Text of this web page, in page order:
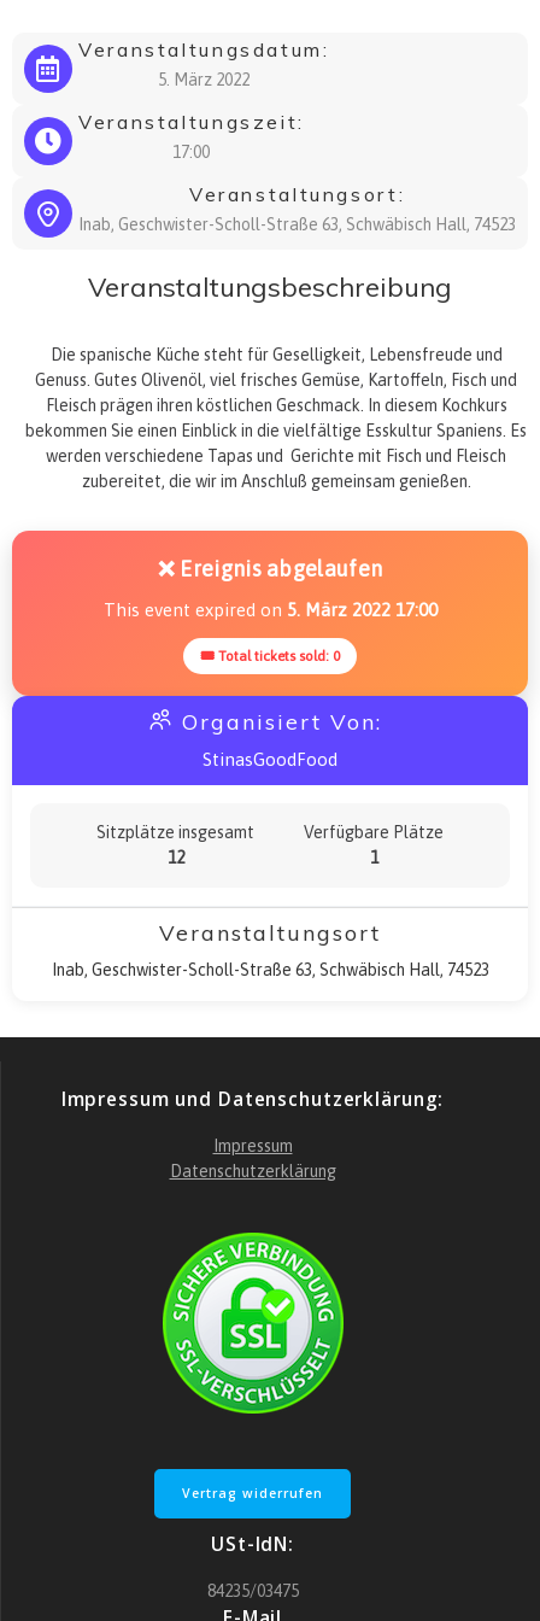
Veranstaltungsdatum:
5. März 2022
Veranstaltungszeit:
17:00
Veranstaltungsort:
Inab, Geschwister-Scholl-Straße 63, Schwäbisch Hall, 74523
Veranstaltungsbeschreibung
Die spanische Küche steht für Geselligkeit, Lebensfreude und
Genuss. Gutes Olivenöl, viel frisches Gemüse, Kartoffeln, Fisch und
Fleisch prägen ihren köstlichen Geschmack. In diesem Kochkurs
bekommen Sie einen Einblick in die vielfältige Esskultur Spaniens. Es
werden verschiedene Tapas und Gerichte mit Fisch und Fleisch
zubereitet, die wir im Anschluß gemeinsam genießen.
❌ Ereignis abgelaufen
This event expired on 5. März 2022 17:00
🎟 Total tickets sold: 0
Organisiert Von:
StinasGoodFood
Sitzplätze insgesamt
12
Verfügbare Plätze
1
Veranstaltungsort
Inab, Geschwister-Scholl-Straße 63, Schwäbisch Hall, 74523
Impressum und Datenschutzerklärung:
Impressum
Datenschutzerklärung
Vertrag widerrufen
USt-IdN:
84235/03475